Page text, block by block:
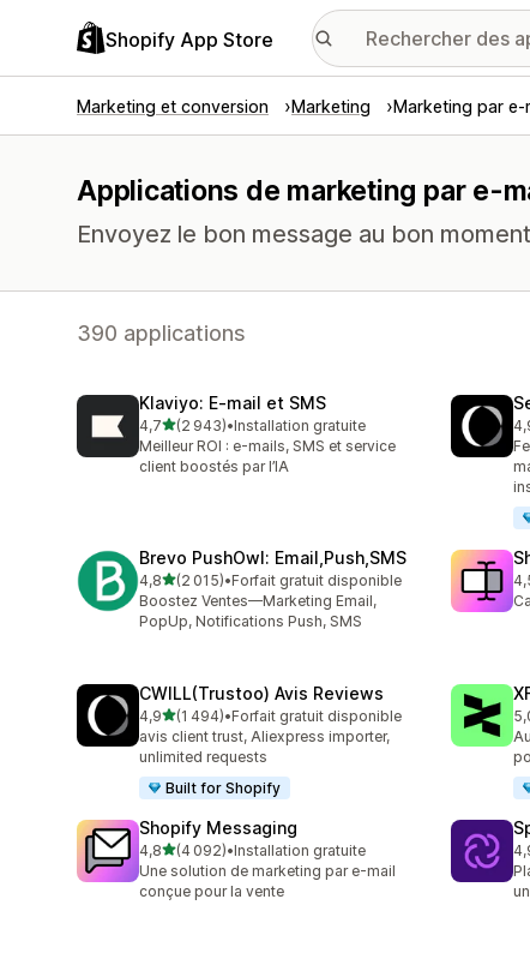
Shopify App Store
Marketing et conversion Marketing Marketing par e-
Applications de marketing par e-
Envoyez le bon message au bon
390 applications
Klaviyo: E‑mail et SMS
4,7étoile(s) sur 5
(2 943)
2943 avis au total
•Installation gratuite
Meilleur ROI : e-mails, SMS et service
client boostés par l’IA
Brevo PushOwl: Email,Push,SMS
4,8étoile(s) sur 5
(2 015)
2015 avis au total
•Forfait gratuit disponible
Boostez Ventes—Marketing Email,
PopUp, Notifications Push, SMS
CWILL(Trustoo) Avis Reviews
4,9étoile(s) sur 5
(1 494)
1494 avis au total
•Forfait gratuit disponible
avis client trust, Aliexpress importer,
unlimited requests
Built for Shopify
Shopify Messaging
4,8étoile(s) sur 5
(4 092)
4092 avis au total
•Installation gratuite
Une solution de marketing par e-mail
conçue pour la vente